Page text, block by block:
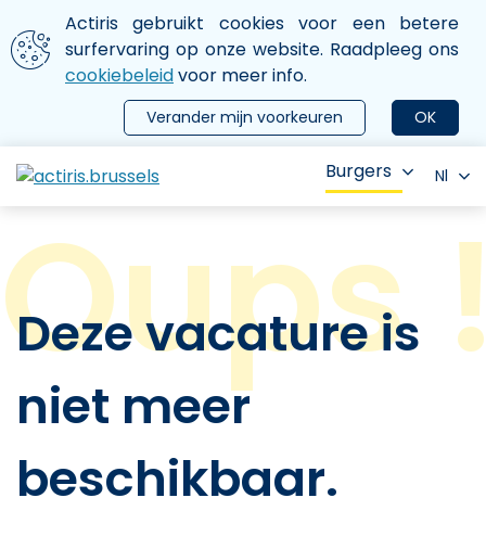
Aller au contenu principal
We gebruiken cookies
Actiris gebruikt cookies voor een betere
surfervaring op onze website. Raadpleeg ons
cookiebeleidvoor meer info.
OK
Verander mijn voorkeuren
le menu
Burgers Nl
Deze vacature is
niet meer
beschikbaar.